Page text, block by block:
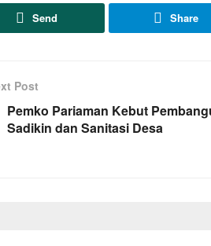
Send Share
Post
Pemko Pariaman Kebut
Sadikin dan Sanitasi Desa